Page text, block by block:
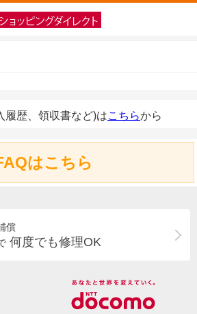
履歴、領収書など)はこちらから
はこちら
償
何度でも修理OK